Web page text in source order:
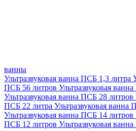
ванны
Ультразвуковая ванна ПСБ 1,3 литра
ПСБ 56 литров Ультразвуковая
Ультразвуковая ванна ПСБ 28 литров
ПСБ 22 литра Ультразвуковая ванна
Ультразвуковая ванна ПСБ 14 литров
ПСБ 12 литров Ультразвуковая